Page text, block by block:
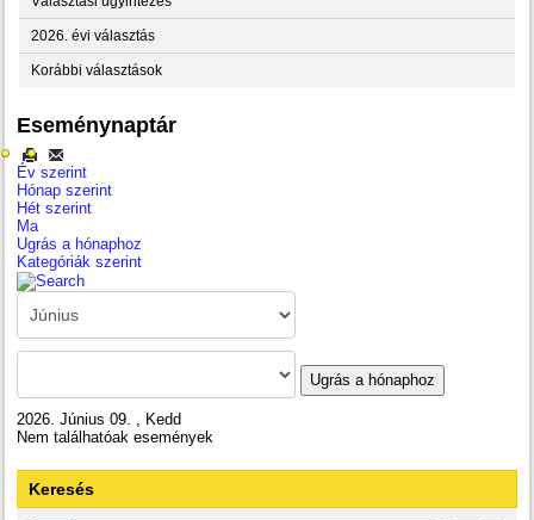
2026. évi választás
Korábbi választások
Eseménynaptár
Év szerint
Hónap szerint
Hét szerint
Ma
Ugrás a hónaphoz
Kategóriák szerint
Ugrás a hónaphoz
2026. Június 09. , Kedd
Nem találhatóak események
Keresés